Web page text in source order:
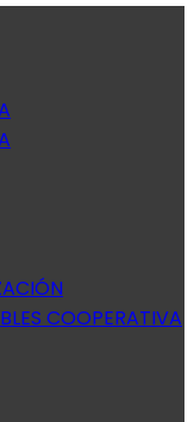
COOPERATIVA